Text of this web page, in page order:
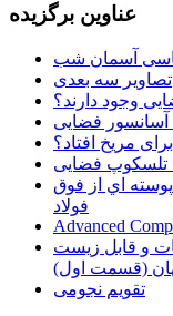
عناوین برگزیده
آسمان شب
تصاویر سه بعدی
وجود دارند؟
آسانسور فضایی
مریخ افتاد؟
اي از فوق
فولاد
Advanced
و قابل زيست
(قسمت اول)
تقویم نجومی